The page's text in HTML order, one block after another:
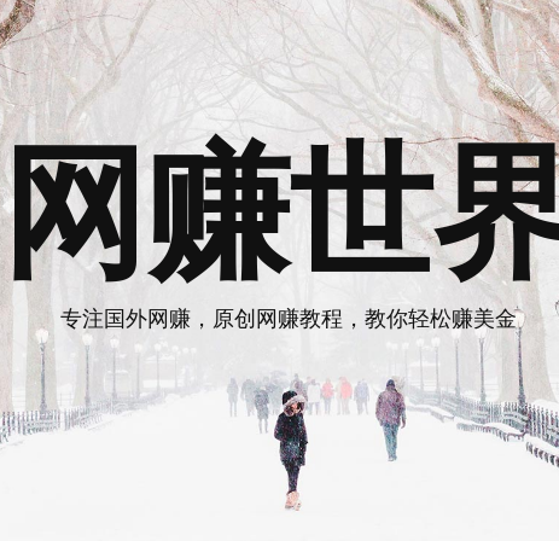
网赚世
专注国外网赚，原创网赚教程，教你轻松赚美金